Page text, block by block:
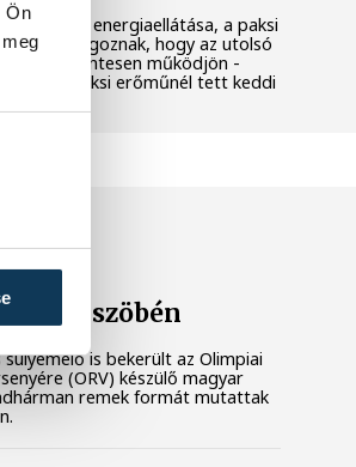
Ön
energiaellátása, a paksi
azon dolgoznak, hogy az utolsó
hibamentesen működjön -
a paksi erőműnél tett keddi
küszöbén
is bekerült az Olimpiai
(ORV) készülő magyar
remek formát mutattak